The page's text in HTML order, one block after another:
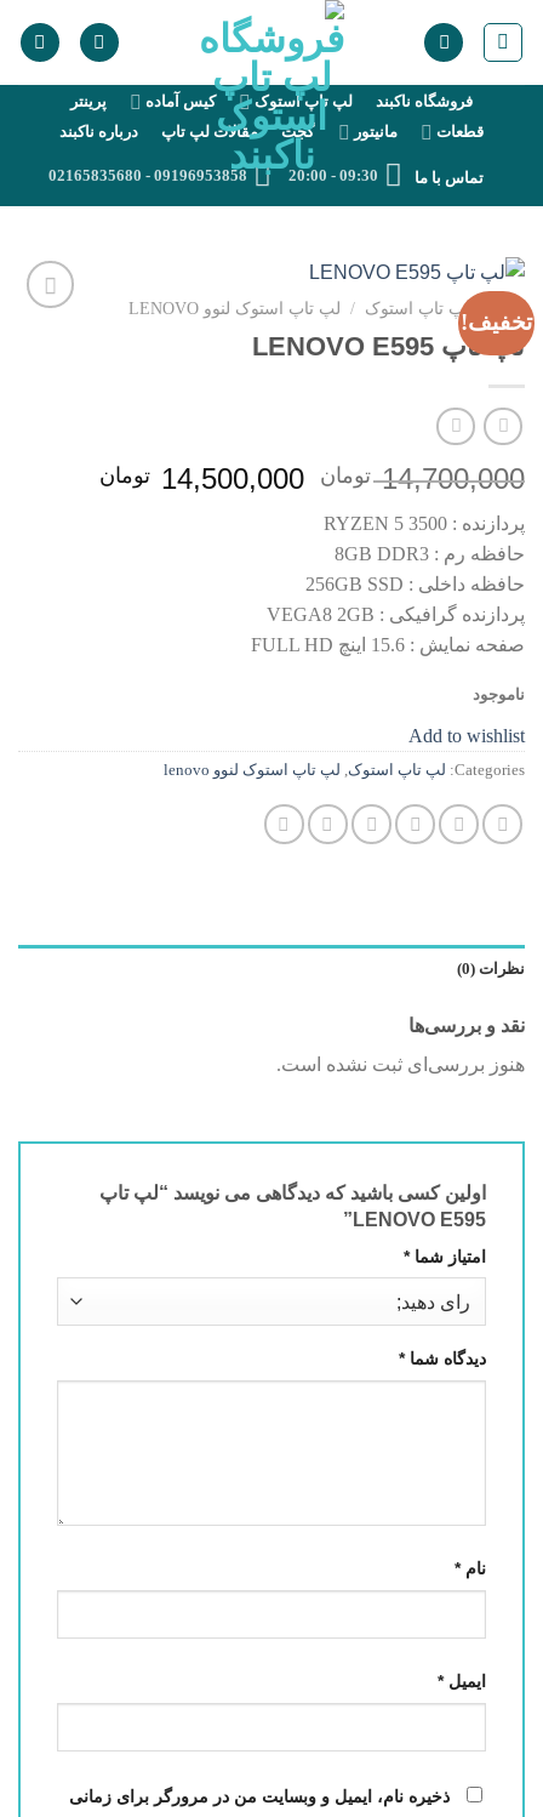
فروشگاه ناکبند لپ تاپ استوک کیس آماده
پرینتر
قطعات
مانیتور گجت مقالات لپ تاپ درباره ناکبند
تماس با ما 09:30 - 20:00
09196953858 - 02165835680
تخفیف!
لپ تاپ استوک / لپ تاپ استوک لنوو LENOVO
لپ تاپ LENOVO E595
14,700,000 تومان
قیمت
14,500,000 تومان
پردازنده : RYZEN 5 3500
حافظه رم : 8GB DDR3
حافظه داخلی : 256GB SSD
پردازنده گرافیکی : VEGA8 2GB
صفحه نمایش : 15.6 اينچ FULL HD
ناموجود
Add to wishlist
Categories: لپ تاپ استوک, لپ تاپ استوک لنوو lenovo
نظرات (0)
نقد و بررسی‌ها
هنوز بررسی‌ای ثبت نشده است.
اولین کسی باشید که دیدگاهی می نویسد “لپ تاپ
LENOVO E595”
امتیاز شما*
دیدگاه شما*
نام*
ایمیل*
ذخیره نام، ایمیل و وبسایت من در مرورگر برای زمانی